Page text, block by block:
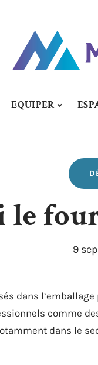
EQUIPER
9
dans
comme
dans le